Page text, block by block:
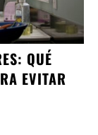
QUÉ
EVITAR